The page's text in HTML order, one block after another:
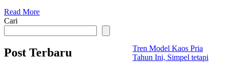
Read More
Cari
Post Terbaru
Tren Model Kaos Pria
Tahun Ini, Simpel tetapi